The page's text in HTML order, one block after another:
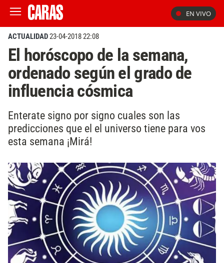
EN VIVO
ACTUALIDAD23-04-2018 22:08
El horóscopo de la semana,
ordenado según el grado de
influencia cósmica
Enterate signo por signo cuales son las
predicciones que el el universo tiene para vos
esta semana ¡Mirá!